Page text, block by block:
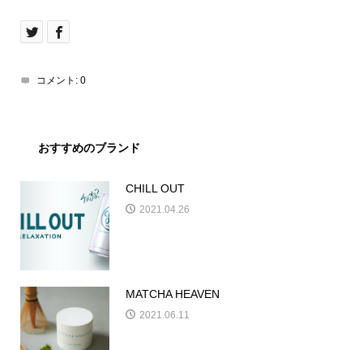
コメント: 0
おすすめのブランド
CHILL OUT
2021.04.26
MATCHA HEAVEN
2021.06.11